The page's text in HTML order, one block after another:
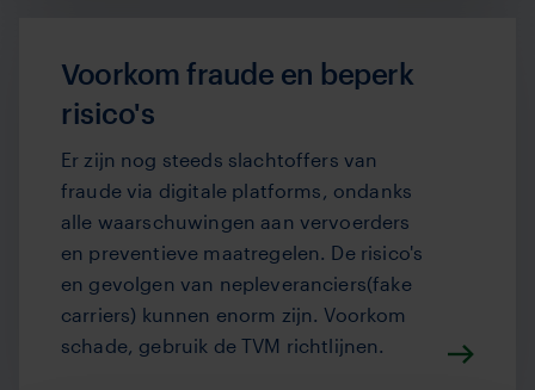
Voorkom fraude en beperk
risico's
Er zijn nog steeds slachtoffers van
fraude via digitale platforms, ondanks
alle waarschuwingen aan vervoerders
en preventieve maatregelen. De risico's
en gevolgen van nepleveranciers(fake
carriers) kunnen enorm zijn. Voorkom
schade, gebruik de TVM richtlijnen.